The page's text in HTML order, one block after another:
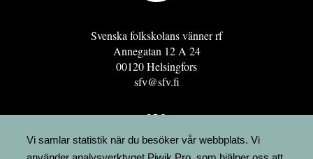
Svenska folkskolans vänner rf
Annegatan 12 A 24
00120 Helsingfors
sfv@sfv.fi
GRO
FÖRENINGSRESURSEN
Vi samlar statistik när du besöker vår webbplats. Vi